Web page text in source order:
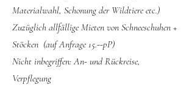
Materialwahl, Schonung der Wildtiere etc.)
Zuzüglich allfällige Mieten von Schneeschuhen +
Stöcken (auf Anfrage 15.--pP)
Nicht inbegriffen: An- und Rückreise,
Verpflegung